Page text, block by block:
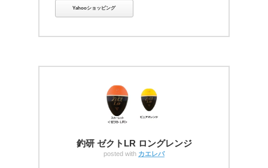
Yahooショッピング
釣研 ゼクトLR ロングレンジ
posted with カエレバ